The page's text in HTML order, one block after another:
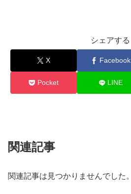
シェアする
X Facebook
Pocket LINE
関連記事
関連記事は見つかりませんでした。